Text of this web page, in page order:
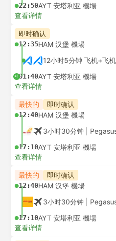
22:50AYT 安塔利亚 機場
查看详情
即时确认
12:35HAM 汉堡 機場
12小时5分钟 飞机+飞
+101:40AYT 安塔利亚 機場
查看详情
最快的 即时确认
12:40HAM 汉堡 機場
3小时30分钟 |
17:10AYT 安塔利亚 機場
查看详情
最快的 即时确认
12:40HAM 汉堡 機場
3小时30分钟 |
17:10AYT 安塔利亚 機場
查看详情